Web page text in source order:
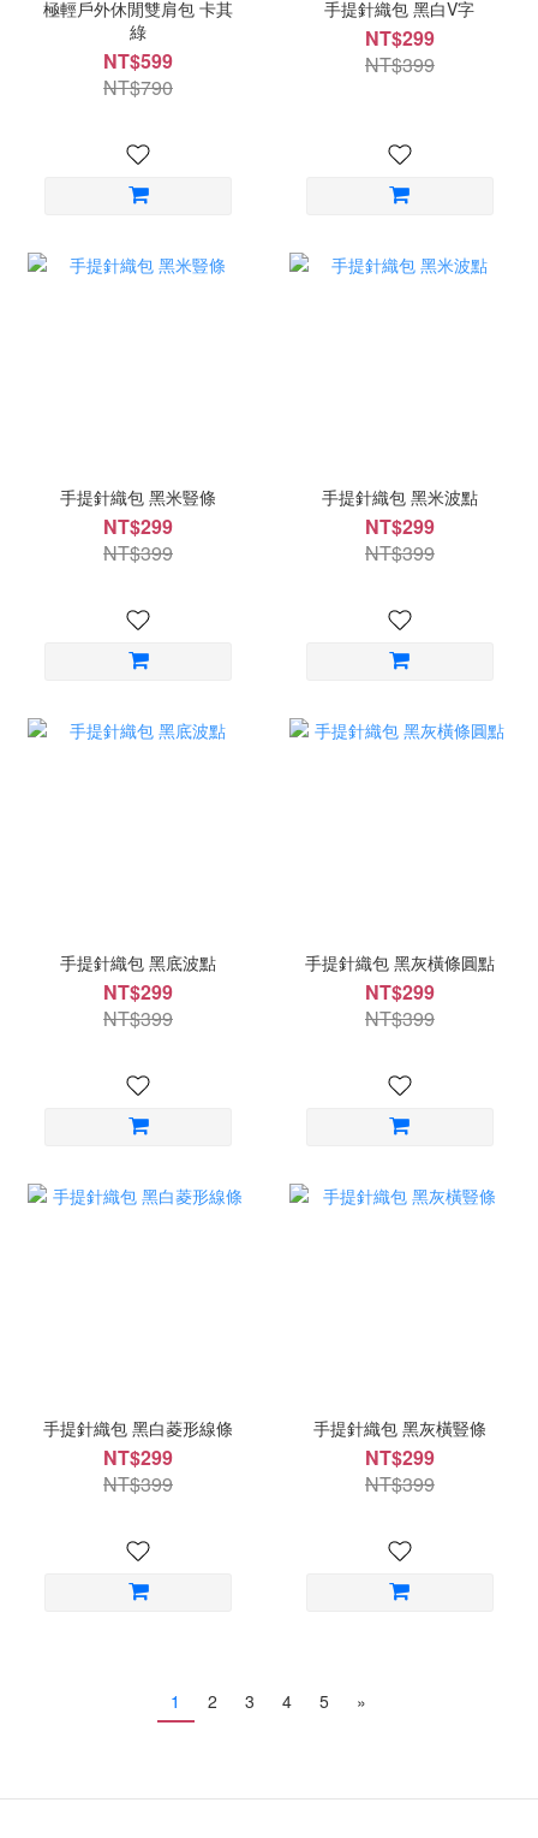
極輕戶外休閒雙肩包 卡其
綠
NT$599
NT$790
手提針織包 黑白V字
NT$299
NT$399
手提針織包 黑米豎條
NT$299
NT$399
手提針織包 黑米波點
NT$299
NT$399
手提針織包 黑底波點
NT$299
NT$399
手提針織包 黑灰橫條圓點
NT$299
NT$399
手提針織包 黑白菱形線條
NT$299
NT$399
手提針織包 黑灰橫豎條
NT$299
NT$399
1 2 3 4 5 »